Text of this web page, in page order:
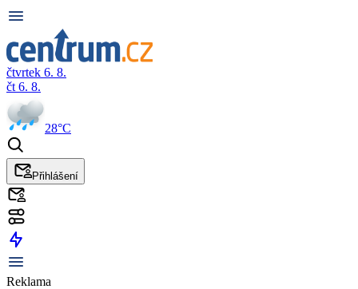
čtvrtek 6. 8.
čt 6. 8.
28°C
Přihlášení
Reklama